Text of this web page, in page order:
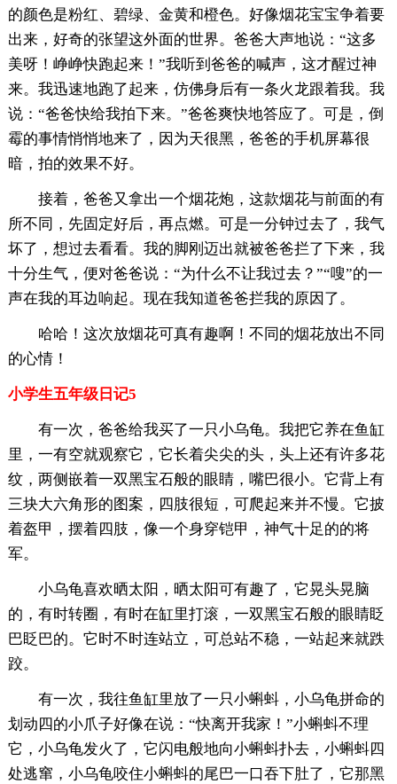
的颜色是粉红、碧绿、金黄和橙色。好像烟花宝宝争着要
出来，好奇的张望这外面的世界。爸爸大声地说：“这多
美呀！峥峥快跑起来！”我听到爸爸的喊声，这才醒过神
来。我迅速地跑了起来，仿佛身后有一条火龙跟着我。我
说：“爸爸快给我拍下来。”爸爸爽快地答应了。可是，倒
霉的事情悄悄地来了，因为天很黑，爸爸的手机屏幕很
暗，拍的效果不好。
接着，爸爸又拿出一个烟花炮，这款烟花与前面的有
所不同，先固定好后，再点燃。可是一分钟过去了，我气
坏了，想过去看看。我的脚刚迈出就被爸爸拦了下来，我
十分生气，便对爸爸说：“为什么不让我过去？”“嗖”的一
声在我的耳边响起。现在我知道爸爸拦我的原因了。
哈哈！这次放烟花可真有趣啊！不同的烟花放出不同
的心情！
小学生五年级日记5
有一次，爸爸给我买了一只小乌龟。我把它养在鱼缸
里，一有空就观察它，它长着尖尖的头，头上还有许多花
纹，两侧嵌着一双黑宝石般的眼睛，嘴巴很小。它背上有
三块大六角形的图案，四肢很短，可爬起来并不慢。它披
着盔甲，摆着四肢，像一个身穿铠甲，神气十足的的将
军。
小乌龟喜欢晒太阳，晒太阳可有趣了，它晃头晃脑
的，有时转圈，有时在缸里打滚，一双黑宝石般的眼睛眨
巴眨巴的。它时不时连站立，可总站不稳，一站起来就跌
跤。
有一次，我往鱼缸里放了一只小蝌蚪，小乌龟拼命的
划动四的小爪子好像在说：“快离开我家！”小蝌蚪不理
它，小乌龟发火了，它闪电般地向小蝌蚪扑去，小蝌蚪四
处逃窜，小乌龟咬住小蝌蚪的尾巴一口吞下肚了，它那黑